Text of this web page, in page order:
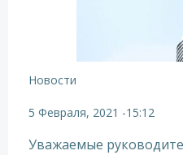
Новости
5 Февраля, 2021 -15:12
Уважаемые